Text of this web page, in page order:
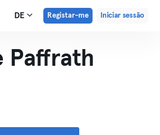
DE Registar-me Iniciar sessão
Paffrath